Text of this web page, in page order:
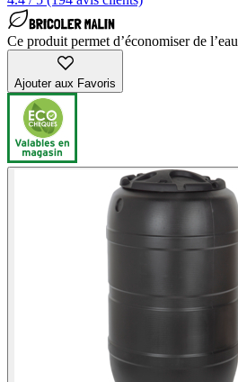
Ce produit permet d’économiser de l’eau
Ajouter aux Favoris